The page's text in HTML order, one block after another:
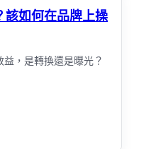
如何在品牌上操
，是轉換還是曝光？